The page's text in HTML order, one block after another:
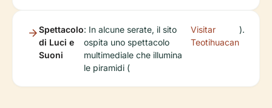
Spettacolo
di Luci e
Suoni
: In alcune serate, il sito
ospita uno spettacolo
multimediale che illumina
le piramidi (
Visitar
Teotihuacan
).